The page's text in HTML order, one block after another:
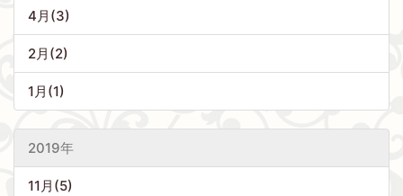
4月(3)
2月(2)
1月(1)
2019年
11月(5)